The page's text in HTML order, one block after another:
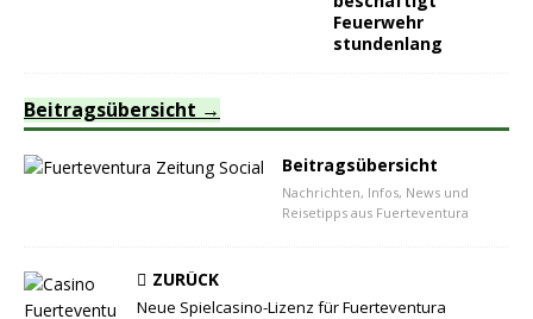
Feuerwehr
stundenlang
Beitragsübersicht
Beitragsübersicht
Nachrichten, Infos, News und
Reisetipps aus Fuerteventura
ZURÜCK
Neue Spielcasino-Lizenz für Fuerteventura